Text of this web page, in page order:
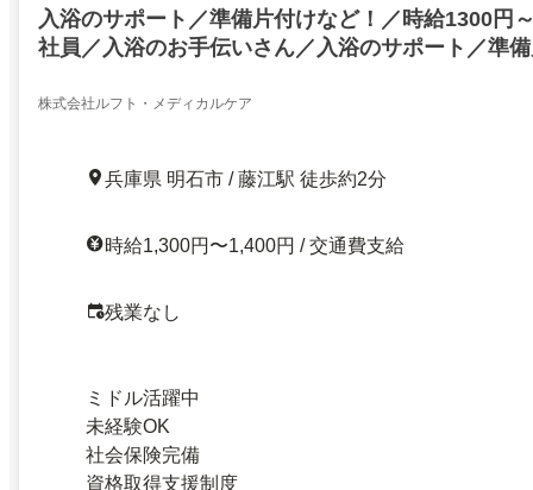
入浴のサポート／準備片付けなど！／時給1300円
社員／入浴のお手伝いさん／入浴のサポート／準
間！
株式会社ルフト・メディカルケア
兵庫県 明石市 / 藤江駅 徒歩約2分
時給1,300円〜1,400円 / 交通費支給
残業なし
ミドル活躍中
未経験OK
社会保険完備
資格取得支援制度